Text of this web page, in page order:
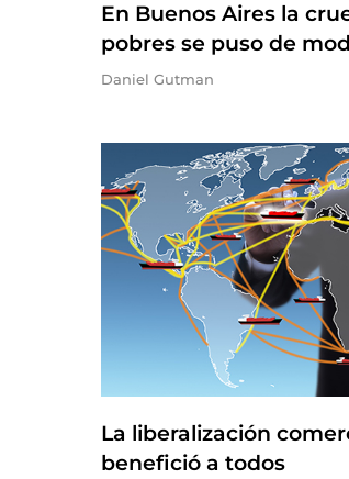
En Buenos Aires la
pobres se puso de
Daniel Gutman
La liberalización
benefició a todos